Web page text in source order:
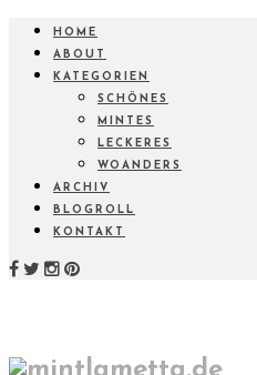
HOME
ABOUT
KATEGORIEN
SCHÖNES
MINTES
LECKERES
WOANDERS
ARCHIV
BLOGROLL
KONTAKT